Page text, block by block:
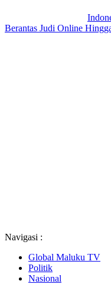
Berantas Judi Online
Navigasi :
Global Maluku TV
Politik
Nasional